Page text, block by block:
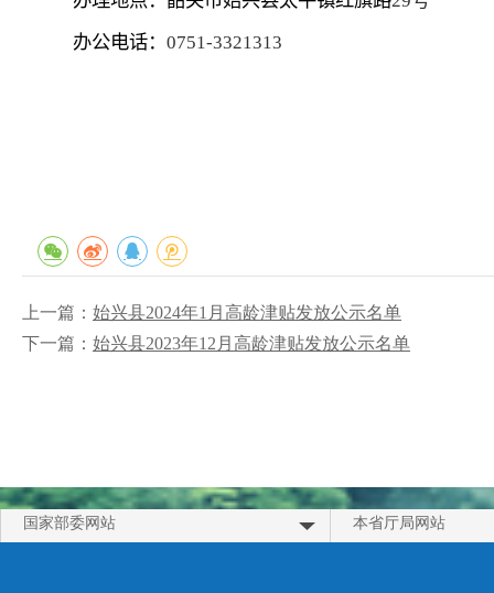
办公电话： 0751-3321313
上一篇： 始兴县2024年1月高龄津贴发放公示名单
下一篇： 始兴县2023年12月高龄津贴发放公示名单
国家部委网站 本省厅局网站